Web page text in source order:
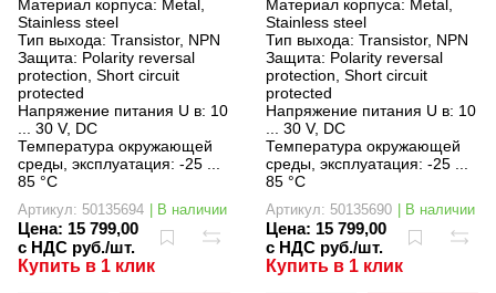
Материал корпуса: Metal,
Stainless steel
Тип выхода: Transistor, NPN
Защита: Polarity reversal
protection, Short circuit
protected
Напряжение питания U в: 10
... 30 V, DC
Температура окружающей
среды, эксплуатация: -25 ...
85 °C
Артикул: 50135694 | В наличии
Цена: 15 799,00
с НДС руб./шт.
Купить в 1 клик
Материал корпуса: Metal,
Stainless steel
Тип выхода: Transistor, NPN
Защита: Polarity reversal
protection, Short circuit
protected
Напряжение питания U в: 10
... 30 V, DC
Температура окружающей
среды, эксплуатация: -25 ...
85 °C
Артикул: 50135690 | В наличии
Цена: 15 799,00
с НДС руб./шт.
Купить в 1 клик